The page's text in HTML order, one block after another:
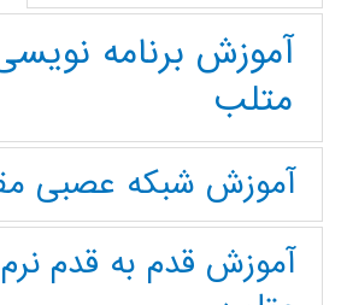
آموزش برنامه
متلب
آموزش شبکه عصبی
آموزش قدم به قدم نرم